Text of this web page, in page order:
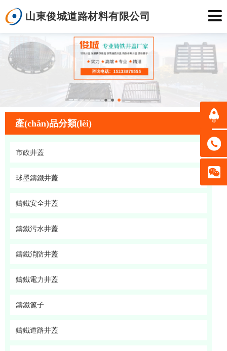
山東俊城道路材料有限公司
產(chǎn)品分類(lèi)
市政井蓋
球墨鑄鐵井蓋
鑄鐵安全井蓋
鑄鐵污水井蓋
鑄鐵消防井蓋
鑄鐵電力井蓋
鑄鐵篦子
鑄鐵道路井蓋